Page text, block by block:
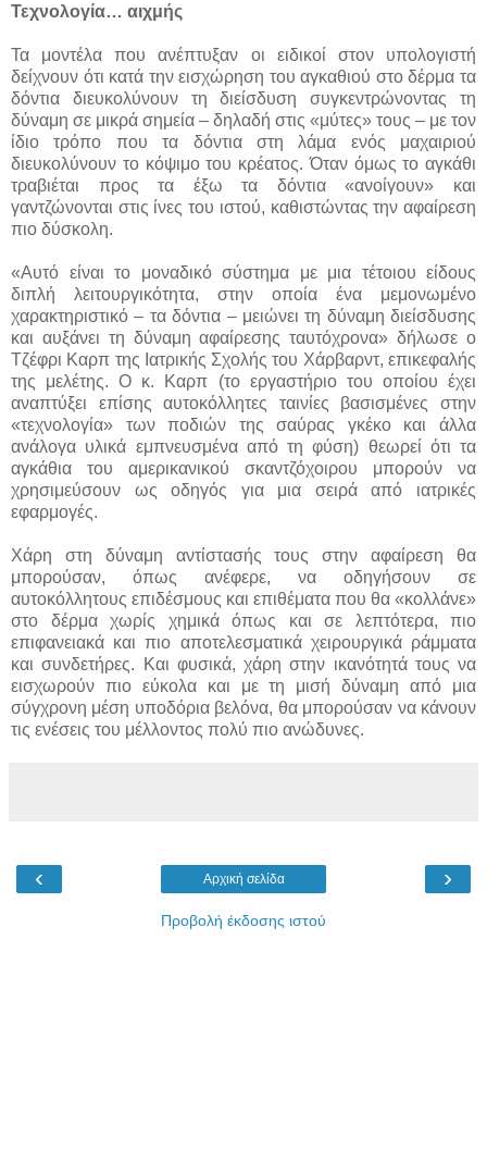
Τεχνολογία… αιχμής
Τα μοντέλα που ανέπτυξαν οι ειδικοί στον υπολογιστή
δείχνουν ότι κατά την εισχώρηση του αγκαθιού στο δέρμα τα
δόντια διευκολύνουν τη διείσδυση συγκεντρώνοντας τη
δύναμη σε μικρά σημεία – δηλαδή στις «μύτες» τους – με τον
ίδιο τρόπο που τα δόντια στη λάμα ενός μαχαιριού
διευκολύνουν το κόψιμο του κρέατος. Όταν όμως το αγκάθι
τραβιέται προς τα έξω τα δόντια «ανοίγουν» και
γαντζώνονται στις ίνες του ιστού, καθιστώντας την αφαίρεση
πιο δύσκολη.
«Αυτό είναι το μοναδικό σύστημα με μια τέτοιου είδους
διπλή λειτουργικότητα, στην οποία ένα μεμονωμένο
χαρακτηριστικό – τα δόντια – μειώνει τη δύναμη διείσδυσης
και αυξάνει τη δύναμη αφαίρεσης ταυτόχρονα» δήλωσε ο
Τζέφρι Καρπ της Ιατρικής Σχολής του Χάρβαρντ, επικεφαλής
της μελέτης. Ο κ. Καρπ (το εργαστήριο του οποίου έχει
αναπτύξει επίσης αυτοκόλλητες ταινίες βασισμένες στην
«τεχνολογία» των ποδιών της σαύρας γκέκο και άλλα
ανάλογα υλικά εμπνευσμένα από τη φύση) θεωρεί ότι τα
αγκάθια του αμερικανικού σκαντζόχοιρου μπορούν να
χρησιμεύσουν ως οδηγός για μια σειρά από ιατρικές
εφαρμογές.
Χάρη στη δύναμη αντίστασής τους στην αφαίρεση θα
μπορούσαν, όπως ανέφερε, να οδηγήσουν σε
αυτοκόλλητους επιδέσμους και επιθέματα που θα «κολλάνε»
στο δέρμα χωρίς χημικά όπως και σε λεπτότερα, πιο
επιφανειακά και πιο αποτελεσματικά χειρουργικά ράμματα
και συνδετήρες. Και φυσικά, χάρη στην ικανότητά τους να
εισχωρούν πιο εύκολα και με τη μισή δύναμη από μια
σύγχρονη μέση υποδόρια βελόνα, θα μπορούσαν να κάνουν
τις ενέσεις του μέλλοντος πολύ πιο ανώδυνες.
‹ ›
Αρχική σελίδα
Προβολή έκδοσης ιστού